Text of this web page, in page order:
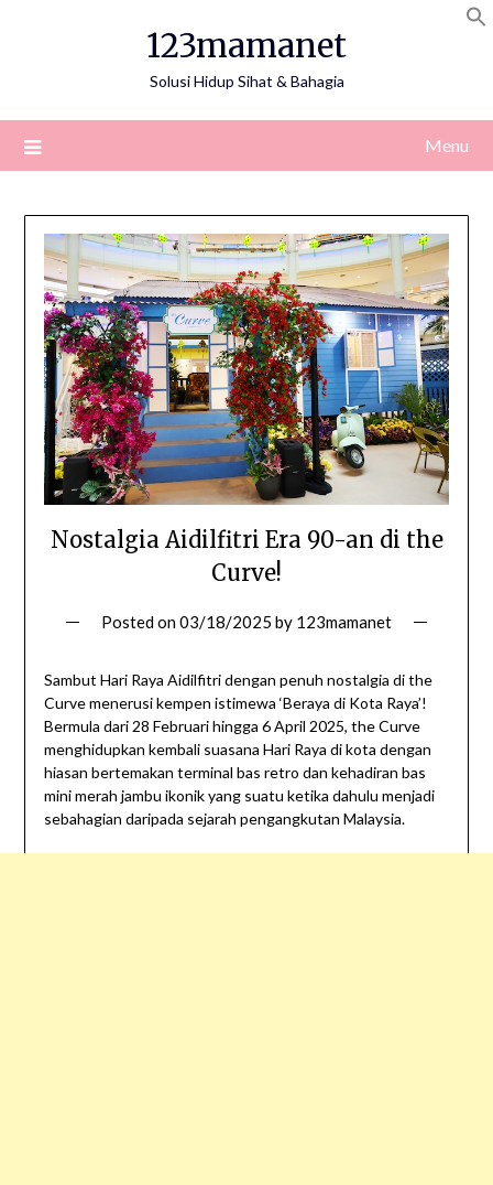
123mamanet
Solusi Hidup Sihat & Bahagia
Menu
Nostalgia Aidilfitri Era 90-an di the
Curve!
Posted on03/18/2025 by 123mamanet
Sambut Hari Raya Aidilfitri dengan penuh nostalgia di the
Curve menerusi kempen istimewa ‘Beraya di Kota Raya’!
Bermula dari 28 Februari hingga 6 April 2025, the Curve
menghidupkan kembali suasana Hari Raya di kota dengan
hiasan bertemakan terminal bas retro dan kehadiran bas
mini merah jambu ikonik yang suatu ketika dahulu menjadi
sebahagian daripada sejarah pengangkutan Malaysia.